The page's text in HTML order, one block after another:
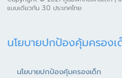
นโยบายปกป้องคุ้มครองเด็ก
ขั้นตอนการรายงาน/ร้องเรียน